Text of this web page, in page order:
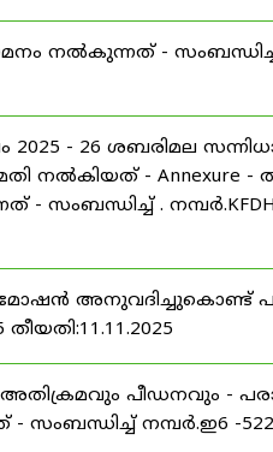
നൽകുന്നത് - സംബന്ധിച്ച്
- 26 ശബരിമല
- Annexure - ൽ
.
അനുവദിച്ചുകൊണ്ട്
പീഡനവും - പരാതി
നമ്പർ.ഇ6 -